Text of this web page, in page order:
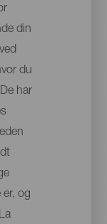
din
du
har
og